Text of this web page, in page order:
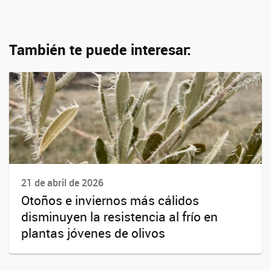
También te puede interesar:
21 de abril de 2026
Otoños e inviernos más cálidos
disminuyen la resistencia al frío en
plantas jóvenes de olivos